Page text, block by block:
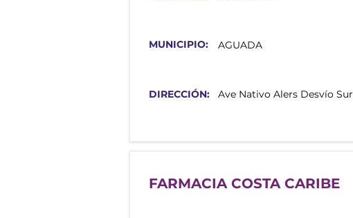
AGUADA
MUNICIPIO:
DIRECCIÓN: Ave Nativo Alers Desvío Sur
FARMACIA COSTA CARIBE